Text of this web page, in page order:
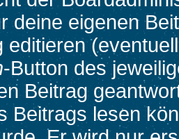
deine eigenen
editieren
-Button des
Beitrag
Beitrags lesen